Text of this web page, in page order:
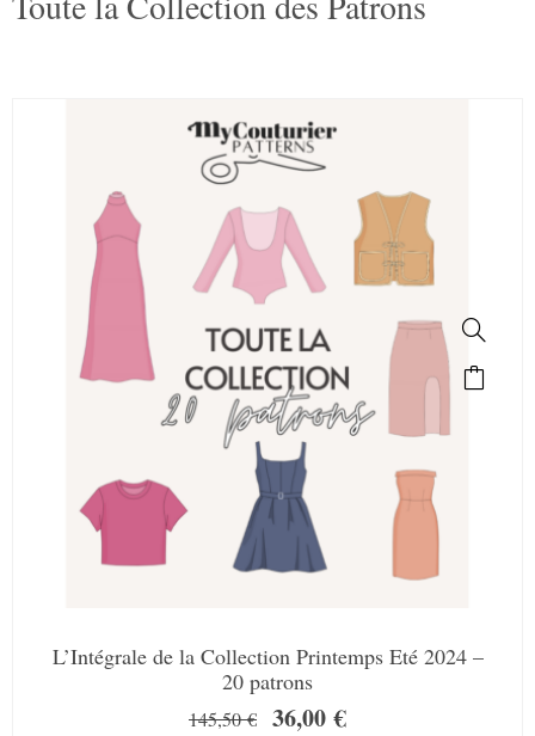
L’Intégrale de la Collection Printemps Eté 2024 –
20 patrons
145,50€ 36,00€